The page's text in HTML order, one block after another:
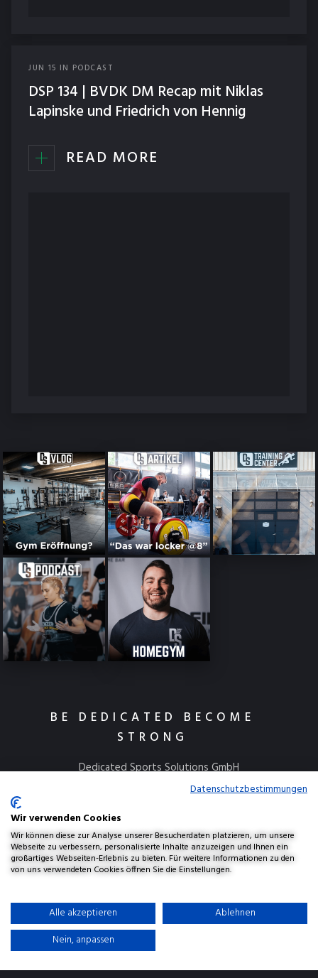
JUN 15 IN PODCAST
DSP 134 | BVDK DM Recap mit Niklas
Lapinske und Friedrich von Hennig
READ MORE
BE DEDICATED BECOME
STRONG
Dedicated Sports Solutions GmbH
Kulmbacher Straße 115
95445 Bayreuth
Versand & Lieferung
Haftungsausschluss
Datenschutzbestimmungen
Wir verwenden Cookies
Wir können diese zur Analyse unserer Besucherdaten platzieren, um unsere
Webseite zu verbessern, personalisierte Inhalte anzuzeigen und Ihnen ein
großartiges Webseiten-Erlebnis zu bieten. Für weitere Informationen zu den
von uns verwendeten Cookies öffnen Sie die Einstellungen.
Alle akzeptieren
Ablehnen
Nein, anpassen